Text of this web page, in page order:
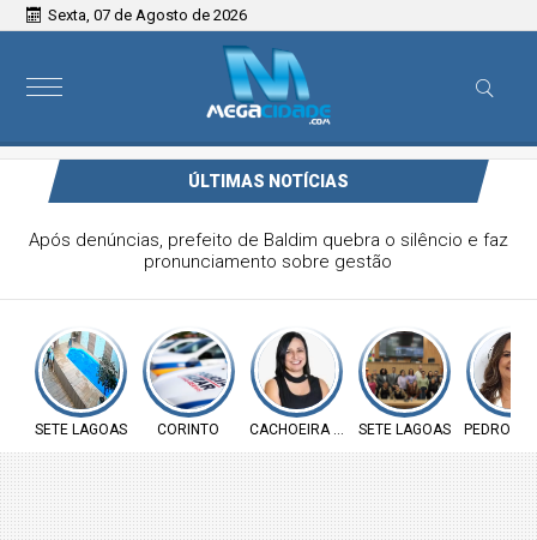
Sexta, 07 de Agosto de 2026
ÚLTIMAS NOTÍCIAS
Vereador Elói Mendes critica falta de investimentos na
Saúde de Funilândia e cobra ação da Prefeitura
SETE LAGOAS CORINTO CACHOEIRA DA PRATASETE LAGOAS PEDRO